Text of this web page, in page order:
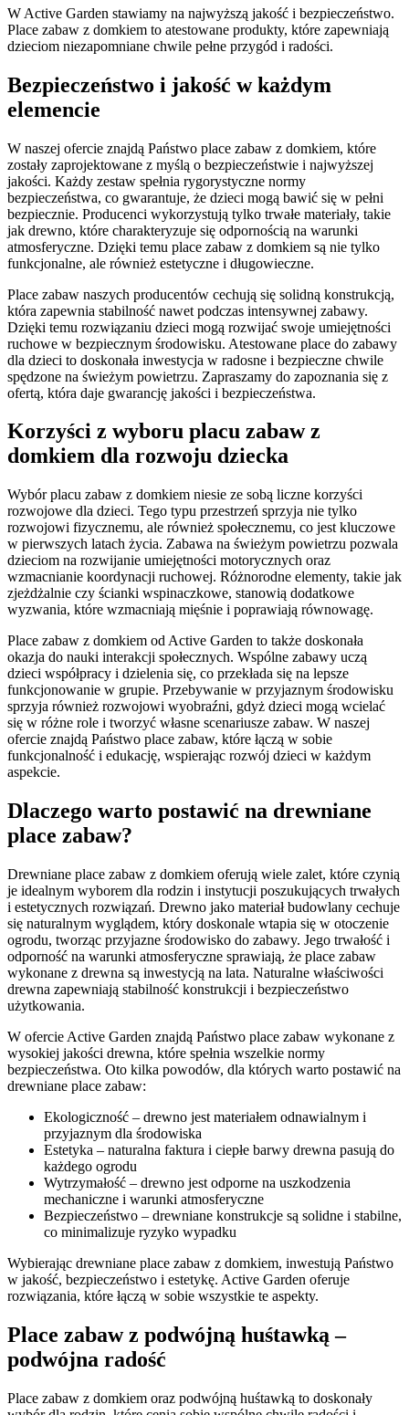
W Active Garden stawiamy na najwyższą jakość i bezpieczeństwo.
Place zabaw z domkiem to atestowane produkty, które zapewniają
dzieciom niezapomniane chwile pełne przygód i radości.
Bezpieczeństwo i jakość w każdym
elemencie
W naszej ofercie znajdą Państwo place zabaw z domkiem, które
zostały zaprojektowane z myślą o bezpieczeństwie i najwyższej
jakości. Każdy zestaw spełnia rygorystyczne normy
bezpieczeństwa, co gwarantuje, że dzieci mogą bawić się w pełni
bezpiecznie. Producenci wykorzystują tylko trwałe materiały, takie
jak drewno, które charakteryzuje się odpornością na warunki
atmosferyczne. Dzięki temu place zabaw z domkiem są nie tylko
funkcjonalne, ale również estetyczne i długowieczne.
Place zabaw naszych producentów cechują się solidną konstrukcją,
która zapewnia stabilność nawet podczas intensywnej zabawy.
Dzięki temu rozwiązaniu dzieci mogą rozwijać swoje umiejętności
ruchowe w bezpiecznym środowisku. Atestowane place do zabawy
dla dzieci to doskonała inwestycja w radosne i bezpieczne chwile
spędzone na świeżym powietrzu. Zapraszamy do zapoznania się z
ofertą, która daje gwarancję jakości i bezpieczeństwa.
Korzyści z wyboru placu zabaw z
domkiem dla rozwoju dziecka
Wybór placu zabaw z domkiem niesie ze sobą liczne korzyści
rozwojowe dla dzieci. Tego typu przestrzeń sprzyja nie tylko
rozwojowi fizycznemu, ale również społecznemu, co jest kluczowe
w pierwszych latach życia. Zabawa na świeżym powietrzu pozwala
dzieciom na rozwijanie umiejętności motorycznych oraz
wzmacnianie koordynacji ruchowej. Różnorodne elementy, takie jak
zjeżdżalnie czy ścianki wspinaczkowe, stanowią dodatkowe
wyzwania, które wzmacniają mięśnie i poprawiają równowagę.
Place zabaw z domkiem od Active Garden to także doskonała
okazja do nauki interakcji społecznych. Wspólne zabawy uczą
dzieci współpracy i dzielenia się, co przekłada się na lepsze
funkcjonowanie w grupie. Przebywanie w przyjaznym środowisku
sprzyja również rozwojowi wyobraźni, gdyż dzieci mogą wcielać
się w różne role i tworzyć własne scenariusze zabaw. W naszej
ofercie znajdą Państwo place zabaw, które łączą w sobie
funkcjonalność i edukację, wspierając rozwój dzieci w każdym
aspekcie.
Dlaczego warto postawić na drewniane
place zabaw?
Drewniane place zabaw z domkiem oferują wiele zalet, które czynią
je idealnym wyborem dla rodzin i instytucji poszukujących trwałych
i estetycznych rozwiązań. Drewno jako materiał budowlany cechuje
się naturalnym wyglądem, który doskonale wtapia się w otoczenie
ogrodu, tworząc przyjazne środowisko do zabawy. Jego trwałość i
odporność na warunki atmosferyczne sprawiają, że place zabaw
wykonane z drewna są inwestycją na lata. Naturalne właściwości
drewna zapewniają stabilność konstrukcji i bezpieczeństwo
użytkowania.
W ofercie Active Garden znajdą Państwo place zabaw wykonane z
wysokiej jakości drewna, które spełnia wszelkie normy
bezpieczeństwa. Oto kilka powodów, dla których warto postawić na
drewniane place zabaw:
Ekologiczność – drewno jest materiałem odnawialnym i
przyjaznym dla środowiska
Estetyka – naturalna faktura i ciepłe barwy drewna pasują do
każdego ogrodu
Wytrzymałość – drewno jest odporne na uszkodzenia
mechaniczne i warunki atmosferyczne
Bezpieczeństwo – drewniane konstrukcje są solidne i stabilne,
co minimalizuje ryzyko wypadku
Wybierając drewniane place zabaw z domkiem, inwestują Państwo
w jakość, bezpieczeństwo i estetykę. Active Garden oferuje
rozwiązania, które łączą w sobie wszystkie te aspekty.
Place zabaw z podwójną huśtawką –
podwójna radość
Place zabaw z domkiem oraz podwójną huśtawką to doskonały